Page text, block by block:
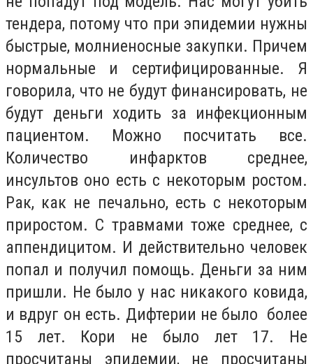
тендера, потому что при эпидемии нужны
быстрые, молниеносные закупки. Причем
нормальные и сертифицированные. Я
говорила, что не будут финансировать, не
будут деньги ходить за инфекционным
пациентом. Можно посчитать все.
Количество инфарктов среднее,
инсультов оно есть с некоторым ростом.
Рак, как не печально, есть с некоторым
приростом. С травмами тоже среднее, с
аппендицитом. И действительно человек
попал и получил помощь. Деньги за ним
пришли. Не было у нас никакого ковида,
и вдруг он есть. Дифтерии не было более
15 лет. Кори не было лет 17. Не
просчитаны эпидемии, не просчитаны